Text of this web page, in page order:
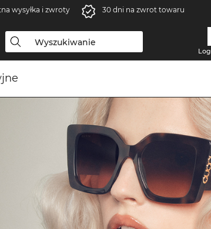
wysyłka i zwroty 30 dni na zwrot towaru